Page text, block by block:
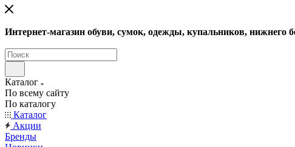
Интернет-магазин обуви, сумок, одежды, купальников, нижнего
Каталог
По всему сайту
По каталогу
Каталог
Акции
Бренды